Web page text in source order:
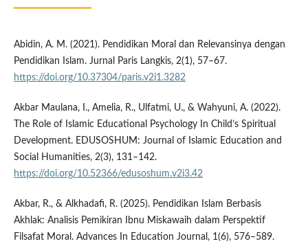
Abidin, A. M. (2021). Pendidikan Moral dan Relevansinya dengan
Pendidikan Islam. Jurnal Paris Langkis, 2(1), 57–67.
https://doi.org/10.37304/paris.v2i1.3282
Akbar Maulana, I., Amelia, R., Ulfatmi, U., & Wahyuni, A. (2022).
The Role of Islamic Educational Psychology In Child’s Spiritual
Development. EDUSOSHUM: Journal of Islamic Education and
Social Humanities, 2(3), 131–142.
https://doi.org/10.52366/edusoshum.v2i3.42
Akbar, R., & Alkhadafi, R. (2025). Pendidikan Islam Berbasis
Akhlak: Analisis Pemikiran Ibnu Miskawaih dalam Perspektif
Filsafat Moral. Advances In Education Journal, 1(6), 576–589.